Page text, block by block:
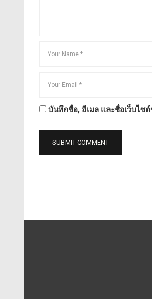
บันทึกชื่อ, อีเมล และชื่อเว็บไซ